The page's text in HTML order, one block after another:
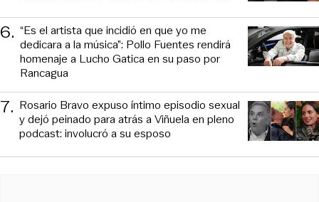
6. “Es el artista que incidió en que yo me
dedicara a la música”: Pollo Fuentes rendirá
homenaje a Lucho Gatica en su paso por
Rancagua
7. Rosario Bravo expuso íntimo episodio sexual
y dejó peinado para atrás a Viñuela en pleno
podcast: involucró a su esposo